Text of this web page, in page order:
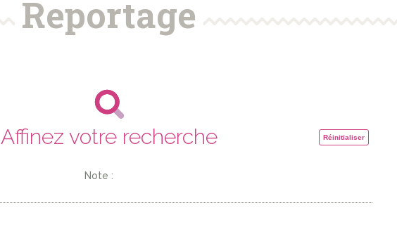
Reportage
Affinez votre recherche
Note :
Réinitialiser